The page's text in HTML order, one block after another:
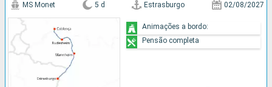
MS Monet 5 d Estrasburgo 02/08/2027
Animações a bordo:
Pensão completa